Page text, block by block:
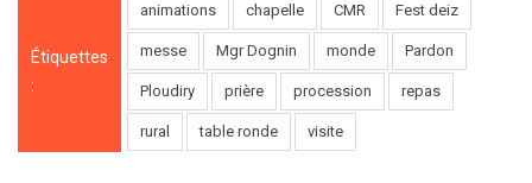
Étiquettes
:
animations chapelle CMR Fest deiz
messe Mgr Dognin monde Pardon
Ploudiry prière procession repas
rural table ronde visite